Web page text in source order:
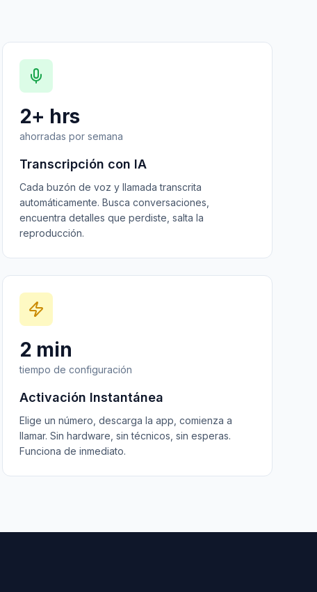
2+ hrs
ahorradas por semana
Transcripción con IA
Cada buzón de voz y llamada transcrita
automáticamente. Busca conversaciones,
encuentra detalles que perdiste, salta la
reproducción.
2 min
tiempo de configuración
Activación Instantánea
Elige un número, descarga la app, comienza a
llamar. Sin hardware, sin técnicos, sin esperas.
Funciona de inmediato.